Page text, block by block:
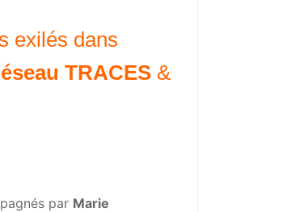
exilés dans
TRACES &
par Marie